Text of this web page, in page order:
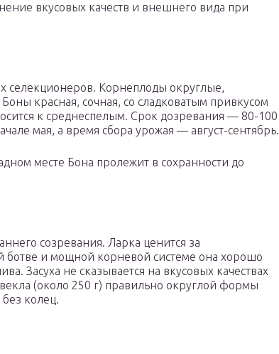
вкусовых качеств и внешнего вида при
селекционеров. Корнеплоды округлые,
красная, сочная, со сладковатым привкусом
к среднеспелым. Срок дозревания — 80-100
мая, а время сбора урожая — август-сентябрь.
месте Бона пролежит в сохранности до
созревания. Ларка ценится за
ботве и мощной корневой системе она хорошо
Засуха не сказывается на вкусовых качествах
(около 250 г) правильно округлой формы
колец.